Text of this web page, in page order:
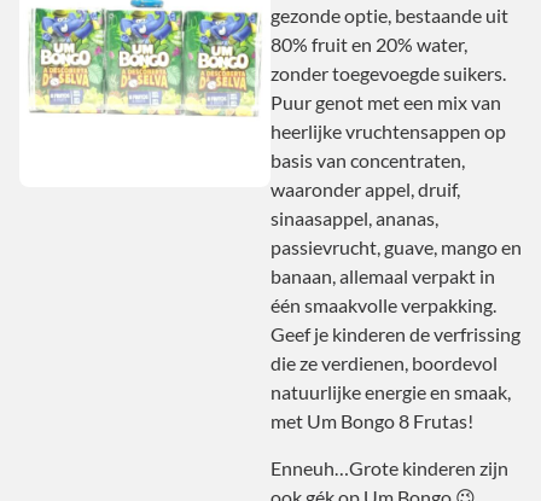
gezonde optie, bestaande uit
80% fruit en 20% water,
zonder toegevoegde suikers.
Puur genot met een mix van
heerlijke vruchtensappen op
basis van concentraten,
waaronder appel, druif,
sinaasappel, ananas,
passievrucht, guave, mango en
banaan, allemaal verpakt in
één smaakvolle verpakking.
Geef je kinderen de verfrissing
die ze verdienen, boordevol
natuurlijke energie en smaak,
met Um Bongo 8 Frutas!
Enneuh…Grote kinderen zijn
ook gék op Um Bongo 😉